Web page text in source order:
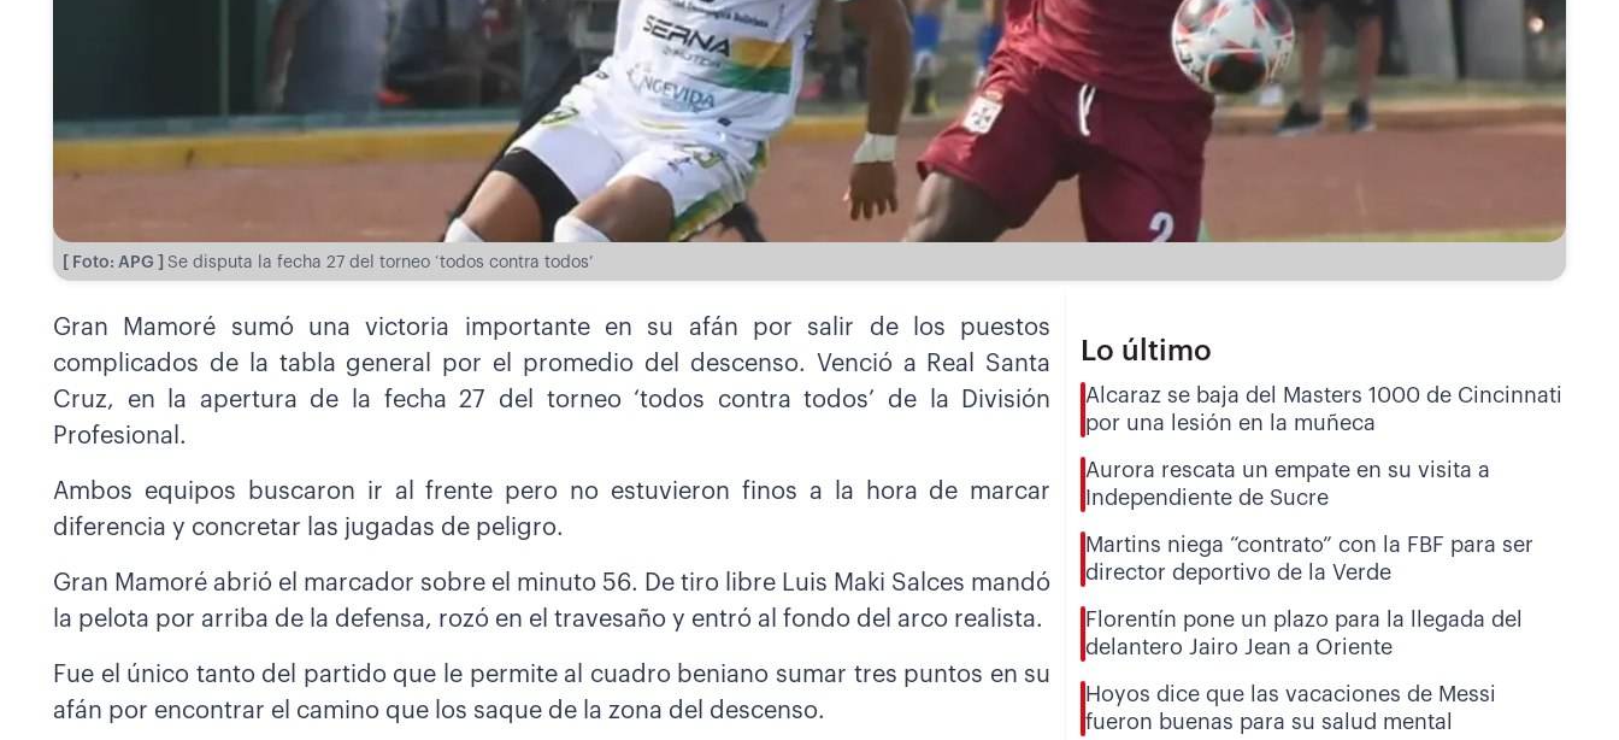
[ Foto: APG ] Se disputa la fecha 27 del torneo ‘todos contra todos’
Gran Mamoré sumó una victoria importante en su afán por salir de los puestos
complicados de la tabla general por el promedio del descenso. Venció a Real Santa
Cruz, en la apertura de la fecha 27 del torneo ‘todos contra todos’ de la División
Profesional.
Ambos equipos buscaron ir al frente pero no estuvieron finos a la hora de marcar
diferencia y concretar las jugadas de peligro.
Gran Mamoré abrió el marcador sobre el minuto 56. De tiro libre Luis Maki Salces mandó
la pelota por arriba de la defensa, rozó en el travesaño y entró al fondo del arco realista.
Fue el único tanto del partido que le permite al cuadro beniano sumar tres puntos en su
afán por encontrar el camino que los saque de la zona del descenso.
Lo último
Alcaraz se baja del Masters 1000 de Cincinnati
por una lesión en la muñeca
Aurora rescata un empate en su visita a
Independiente de Sucre
Martins niega “contrato” con la FBF para ser
director deportivo de la Verde
Florentín pone un plazo para la llegada del
delantero Jairo Jean a Oriente
Hoyos dice que las vacaciones de Messi
fueron buenas para su salud mental